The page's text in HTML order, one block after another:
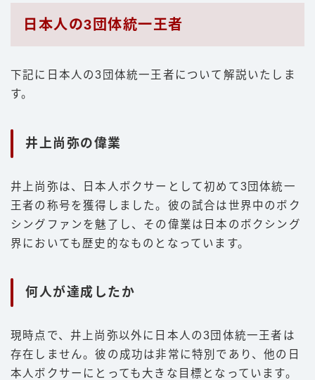
日本人の3団体統一王者
下記に日本人の3団体統一王者について解説いたしま
す。
井上尚弥の偉業
井上尚弥は、日本人ボクサーとして初めて3団体統一
王者の称号を獲得しました。彼の試合は世界中のボク
シングファンを魅了し、その偉業は日本のボクシング
界においても歴史的なものとなっています。
何人が達成したか
現時点で、井上尚弥以外に日本人の3団体統一王者は
存在しません。彼の成功は非常に特別であり、他の日
本人ボクサーにとっても大きな目標となっています。